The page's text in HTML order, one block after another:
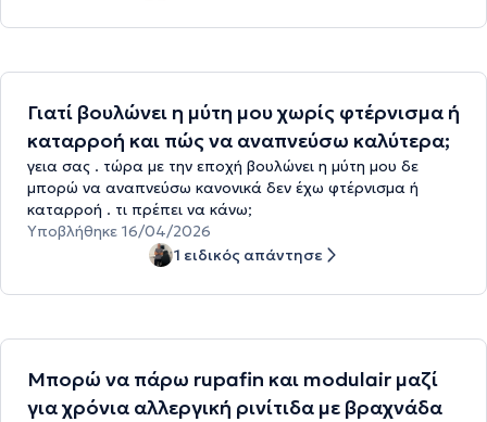
Γιατί βουλώνει η μύτη μου χωρίς φτέρνισμα ή
καταρροή και πώς να αναπνεύσω καλύτερα;
γεια σας . τώρα με την εποχή βουλώνει η μύτη μου δε
μπορώ να αναπνεύσω κανονικά δεν έχω φτέρνισμα ή
καταρροή . τι πρέπει να κάνω;
Υποβλήθηκε 16/04/2026
1 ειδικός απάντησε
Μπορώ να πάρω rupafin και modulair μαζί
για χρόνια αλλεργική ρινίτιδα με βραχνάδα